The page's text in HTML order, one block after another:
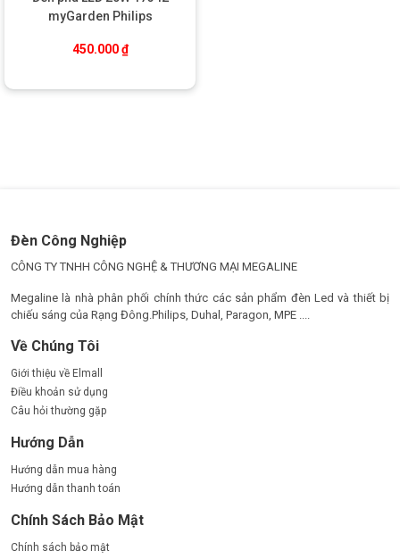
dựng không gian sống thân thiện và bền vững.
Hãy lựa chọn đèn Philips – thương hiệu uy tín toàn cầu – để
myGarden Philips
450.000₫
Đèn Công Nghiệp
CÔNG TY TNHH CÔNG NGHỆ & THƯƠNG MẠI MEGALINE
Megaline là nhà phân phối chính thức các sản phẩm đèn Led và thiết bị
chiếu sáng của Rạng Đông.Philips, Duhal, Paragon, MPE ....
Về Chúng Tôi
Giới thiệu về Elmall
Điều khoản sử dụng
Câu hỏi thường gặp
Hướng Dẫn
Hướng dẫn mua hàng
Hướng dẫn thanh toán
Chính Sách Bảo Mật
Chính sách bảo mật